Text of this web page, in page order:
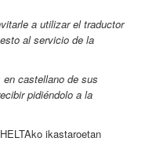
a utilizar el traductor
al servicio de la
castellano de sus
pidiéndolo a la
ikastaroetan